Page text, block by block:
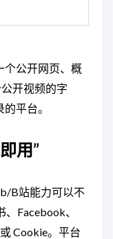
个公开网页、概
开视频的字
平台。
用”
B站能力可以不
Facebook、
Cookie。平台